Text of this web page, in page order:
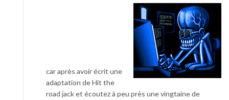
car après avoir écrit une
adaptation de Hit the
road jack et écoutez à peu près une vingtaine de